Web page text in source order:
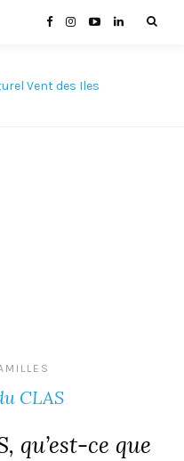
CLAS
qu’est-ce que